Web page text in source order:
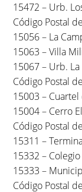
15472 – Urb.
Código Postal
15056 – La
15063 – Villa
15067 – Urb.
Código Postal
15003 –
15004 – Cerro
Código Postal
15311 –
15332 –
15333 –
Código Postal